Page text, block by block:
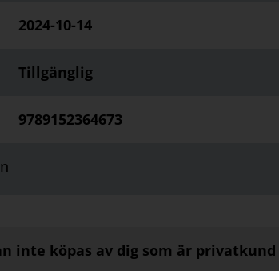
2024-10-14
Tillgänglig
9789152364673
inte köpas av dig som är privatkund